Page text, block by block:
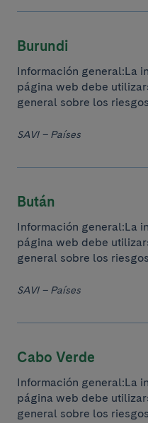
Burundi
Información general:La
página web debe
general sobre los
SAVI – Países
Bután
Información general:La
página web debe
general sobre los
SAVI – Países
Cabo Verde
Información general:La
página web debe
general sobre los